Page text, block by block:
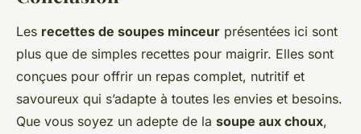
Les recettes de soupes minceur présentées ici sont
plus que de simples recettes pour maigrir. Elles sont
conçues pour offrir un repas complet, nutritif et
savoureux qui s’adapte à toutes les envies et besoins.
Que vous soyez un adepte de la soupe aux choux,